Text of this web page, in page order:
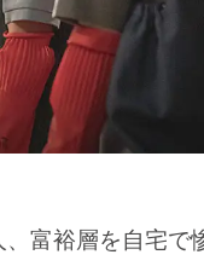
富裕層を自宅で